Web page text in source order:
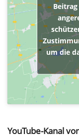
um die
YouTube-Kanal